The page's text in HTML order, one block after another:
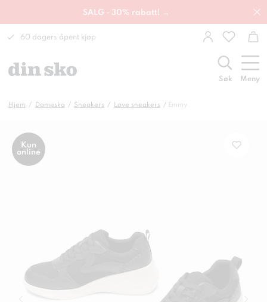
SALG - 30% rabatt! →
60 dagers åpent kjøp
Søk Meny
Hjem Damesko Sneakers Lave sneakers Emmy
Kun
online